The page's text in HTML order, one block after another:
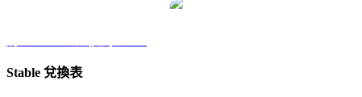
Stable 兌換表